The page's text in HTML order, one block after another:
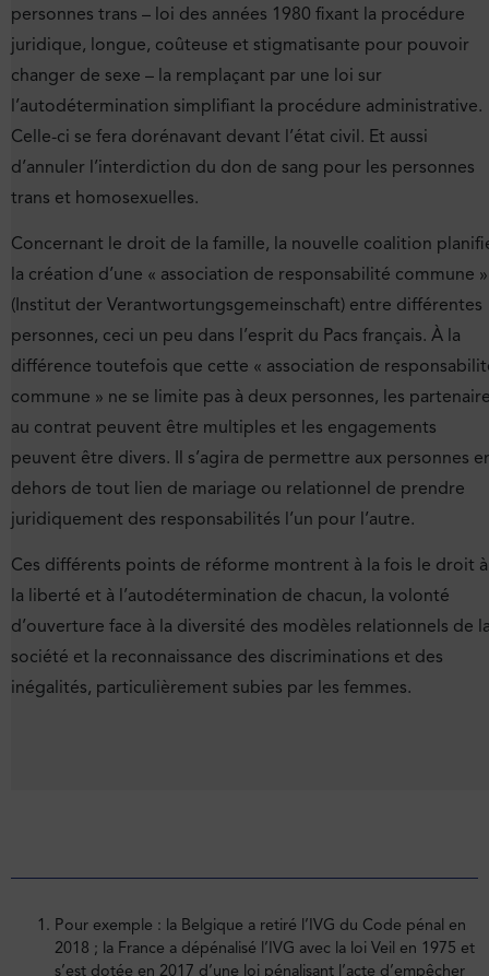
personnes trans – loi des années 1980 fixant la procédure
juridique, longue, coûteuse et stigmatisante pour pouvoir
changer de sexe – la remplaçant par une loi sur
l’autodétermination simplifiant la procédure administrative.
Celle-ci se fera dorénavant devant l’état civil. Et aussi
d’annuler l’interdiction du don de sang pour les personnes
trans et homosexuelles.
Concernant le droit de la famille, la nouvelle coalition
la création d’une « association de responsabilité commune »
(Institut der Verantwortungsgemeinschaft) entre différentes
personnes, ceci un peu dans l’esprit du Pacs français. À la
différence toutefois que cette « association de
commune » ne se limite pas à deux personnes, les
au contrat peuvent être multiples et les engagements
peuvent être divers. Il s’agira de permettre aux personnes
dehors de tout lien de mariage ou relationnel de prendre
juridiquement des responsabilités l’un pour l’autre.
Ces différents points de réforme montrent à la fois le droit à
la liberté et à l’autodétermination de chacun, la volonté
d’ouverture face à la diversité des modèles relationnels de
société et la reconnaissance des discriminations et des
inégalités, particulièrement subies par les femmes.
Pour exemple : la Belgique a retiré l’IVG du Code pénal en
2018 ; la France a dépénalisé l’IVG avec la loi Veil en 1975 et
s’est dotée en 2017 d’une loi pénalisant l’acte d’empêcher